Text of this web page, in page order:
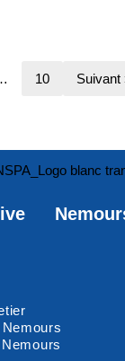
10 Suivant